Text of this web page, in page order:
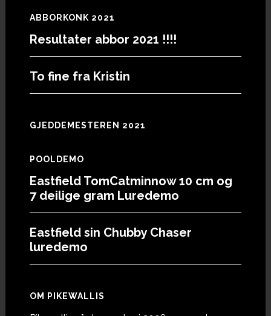
ABBORKONK 2021
Resultater abbor 2021 !!!!
To fine fra Kristin
GJEDDEMESTEREN 2021
POOLDEMO
Eastfield TomCatminnow 10 cm og
7 deilige gram Luredemo
Eastfield sin Chubby Chaser
luredemo
OM PIKEWALLIS